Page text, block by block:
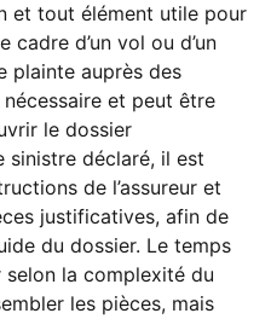
et tout élément utile pour
cadre d’un vol ou d’un
plainte auprès des
et peut être
le dossier
sinistre déclaré, il est
de l’assureur et
justificatives, afin de
du dossier. Le temps
selon la complexité du
les pièces, mais